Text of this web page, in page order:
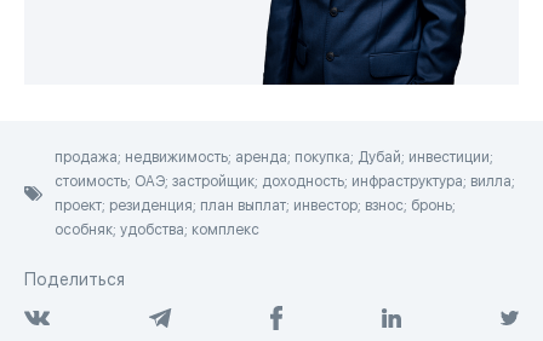
продажа; недвижимость; аренда; покупка; Дубай; инвестиции;
стоимость; ОАЭ; застройщик; доходность; инфраструктура; вилла;
проект; резиденция; план выплат; инвестор; взнос; бронь;
особняк; удобства; комплекс
Поделиться